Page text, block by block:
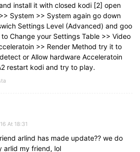
install it with closed kodi [2] open
System >> System again go down
Settings Level (Advanced) and goo
Change your Settings Table >> Video
>> Render Method try it to
or Allow hardware Acceleratoin
restart kodi and try to play.
At 18:31
arlind has made update?? we do
arlid my friend, lol